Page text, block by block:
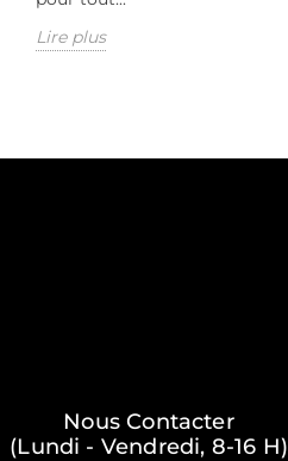
Lire plus
Nous Contacter
(Lundi - Vendredi, 8-16 H)